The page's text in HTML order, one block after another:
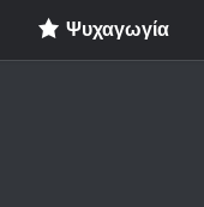
Ψυχαγωγία